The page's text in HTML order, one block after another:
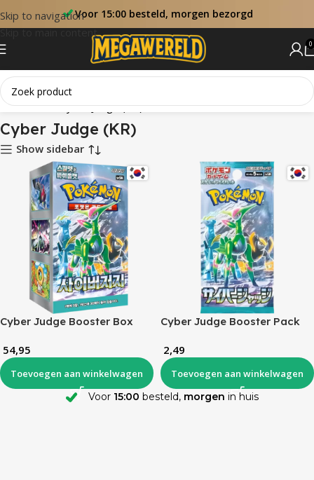
Skip to navigation
Skip to main content
Voor 15:00 besteld, morgen bezorgd
0
Home Sets Cyber Judge (KR)
Cyber Judge (KR)
Show sidebar
Cyber Judge Booster Box
54,95
Toevoegen aan winkelwagen
Cyber Judge Booster Pack
2,49
Toevoegen aan winkelwagen
Voor 15:00 besteld, morgen in huis